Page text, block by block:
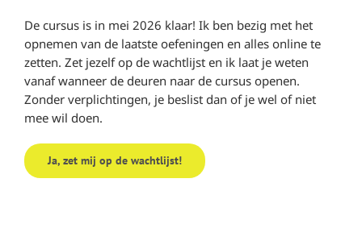
De cursus is in mei 2026 klaar! Ik ben bezig met het
opnemen van de laatste oefeningen en alles online te
zetten. Zet jezelf op de wachtlijst en ik laat je weten
vanaf wanneer de deuren naar de cursus openen.
Zonder verplichtingen, je beslist dan of je wel of niet
mee wil doen.
Ja, zet mij op de wachtlijst!